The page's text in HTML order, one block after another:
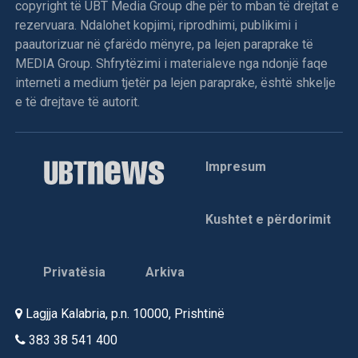
dhe strisho vaginale, e rëndësishme për diagnostikimin e
infeksioneve dhe vlerësimin e shëndetit vaginal.
Pako 3 – 30 euro: Vizitë gjinekologjike, eko gjinekologjike
dhe eko e gjirit, një kombinim i rëndësishëm për kontrollin
gjithëpërfshirës të shëndetit të gruas.
duhet të bëhen vetëm kur shfaqen shqetësime, por duhet
periodike mundësojnë identifikimin e hershëm të
dhe kontribuojnë në ruajtjen e cilësisë së jetës.
diagnostikuese të gjeneratës së fundit dhe shërbim
vazhdon të jetë një adresë e besueshme për kujdesin
shëndetësor të gruas në Kosovë.
copyright të UBT Media Group dhe për to mban të drejtat e
rezervuara. Ndalohet kopjimi, riprodhimi, publikimi i
paautorizuar në çfarëdo mënyre, pa lejen paraprake të
MEDIA Group. Shfrytëzimi i materialeve nga ndonjë faqe
interneti a medium tjetër pa lejen paraprake, është shkelje
e të drejtave të autorit.
Impresum
Kushtet e përdorimit
Privatësia Arkiva
Lagjja Kalabria, p.n. 10000, Prishtinë
383 38 541 400